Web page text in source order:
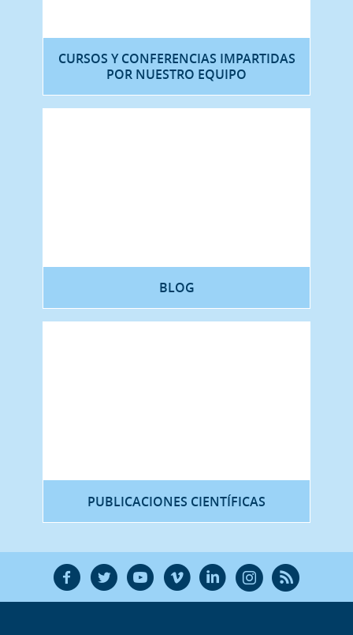
CURSOS Y CONFERENCIAS IMPARTIDAS
POR NUESTRO EQUIPO
BLOG
PUBLICACIONES CIENTÍFICAS
F T Y V L Ñ R